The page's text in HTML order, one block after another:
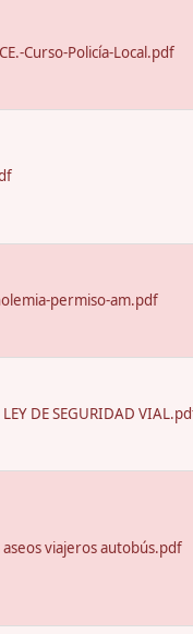
Curso-Policía-Local.pdf
permiso-am.pdf
DE SEGURIDAD
aseos viajeros autobús.pdf